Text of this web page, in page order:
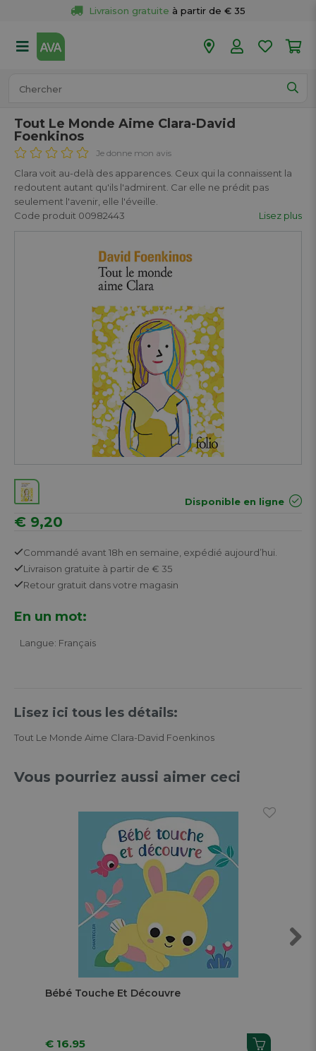
Livraison gratuite à partir de € 35
50 magasins
Tout Le Monde Aime Clara-David
Foenkinos
Je donne mon avis
Clara voit au-delà des apparences. Ceux qui la connaissent la
redoutent autant qu'ils l'admirent. Car elle ne prédit pas
seulement l'avenir, elle l'éveille.
Code produit 00982443
Lisez plus
Disponible en ligne
€ 9,20
Commandé avant 18h en semaine, expédié aujourd’hui.
Livraison gratuite à partir de € 35
Retour gratuit dans votre magasin
En un mot:
Langue: Français
Lisez ici tous les détails:
Tout Le Monde Aime Clara-David Foenkinos
Vous pourriez aussi aimer ceci
Bébé Touche Et Découvre
€ 16.95